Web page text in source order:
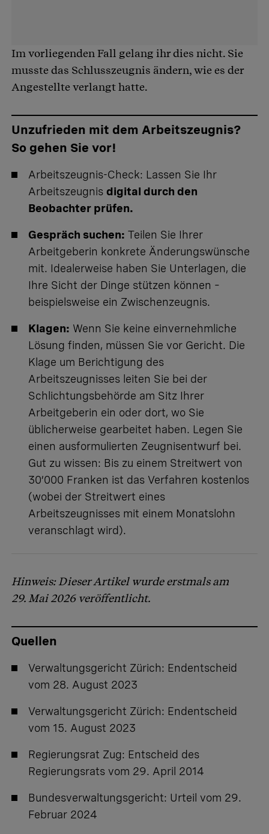
Im vorliegenden Fall gelang ihr dies nicht. Sie
musste das Schlusszeugnis ändern, wie es der
Angestellte verlangt hatte.
Unzufrieden mit dem Arbeitszeugnis?
So gehen Sie vor!
Arbeitszeugnis-Check: Lassen Sie Ihr
Arbeitszeugnis digital durch den
Beobachter prüfen.
Gespräch suchen: Teilen Sie Ihrer
Arbeitgeberin konkrete Änderungswünsche
mit. Idealerweise haben Sie Unterlagen, die
Ihre Sicht der Dinge stützen können –
beispielsweise ein Zwischenzeugnis.
Klagen: Wenn Sie keine einvernehmliche
Lösung finden, müssen Sie vor Gericht. Die
Klage um Berichtigung des
Arbeitszeugnisses leiten Sie bei der
Schlichtungsbehörde am Sitz Ihrer
Arbeitgeberin ein oder dort, wo Sie
üblicherweise gearbeitet haben. Legen Sie
einen ausformulierten Zeugnisentwurf bei.
Gut zu wissen: Bis zu einem Streitwert von
30’000 Franken ist das Verfahren kostenlos
(wobei der Streitwert eines
Arbeitszeugnisses mit einem Monatslohn
veranschlagt wird).
Hinweis: Dieser Artikel wurde erstmals am
29. Mai 2026 veröffentlicht.
Quellen
Verwaltungsgericht Zürich: Endentscheid
vom 28. August 2023
Verwaltungsgericht Zürich: Endentscheid
vom 15. August 2023
Regierungsrat Zug: Entscheid des
Regierungsrats vom 29. April 2014
Bundesverwaltungsgericht: Urteil vom 29.
Februar 2024